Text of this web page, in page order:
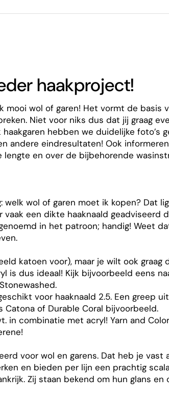
haakproject!
mooi wol of garen! Het vormt de basis
Niet voor niks dus dat jij graag
hebben we duidelijke foto’s
andere eindresultaten! Ook
en over de bijbehorende
wol of garen moet ik kopen? Dat
een dikte haaknaald geadviseerd
in het patroon; handig! Weet
katoen voor), maar je wilt ook graag
is dus ideaal! Kijk bijvoorbeeld eens
voor haaknaald 2.5. Een greep
Catona of Durable Coral bijvoorbeeld.
in combinatie met acryl! Yarn and
voor wol en garens. Dat heb je vast
en bieden per lijn een prachtig
Zij staan bekend om hun glans en